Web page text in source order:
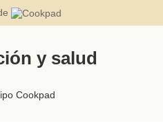
y salud
Cookpad